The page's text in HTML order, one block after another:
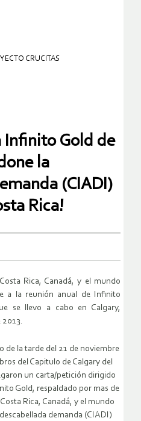
CRUCITAS
Infinito Gold de
la
(CIADI)
Rica!
Rica, Canadá, y el mundo
a la reunión anual de Infinito
se llevo a cabo en Calgary,
2013.
de la tarde del 21 de noviembre
del Capitulo de Calgary del
un carta/petición dirigido
Gold, respaldado por mas de
Rica, Canadá, y el mundo
demanda (CIADI)